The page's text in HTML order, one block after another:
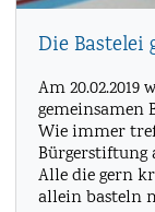
Die Bastelei
Am
gemeinsamen
Wie immer
Bürgerstiftung
Alle die gern
allein basteln